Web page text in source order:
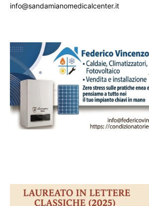
info@sandamianomedicalcenter.it